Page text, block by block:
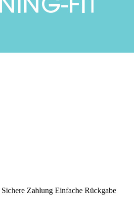
Sichere Zahlung Einfache Rückgabe